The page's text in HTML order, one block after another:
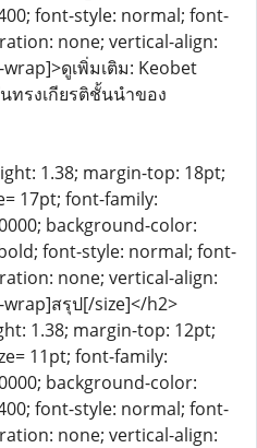
font-style: normal; font-
none; vertical-align:
ดูเพิ่มเติม: Keobet
ทรงเกียรติชั้นนำของ
1.38; margin-top: 18pt;
17pt; font-family:
background-color:
font-style: normal; font-
none; vertical-align:
สรุป[/size]</h2>
1.38; margin-top: 12pt;
11pt; font-family:
background-color:
font-style: normal; font-
none; vertical-align: